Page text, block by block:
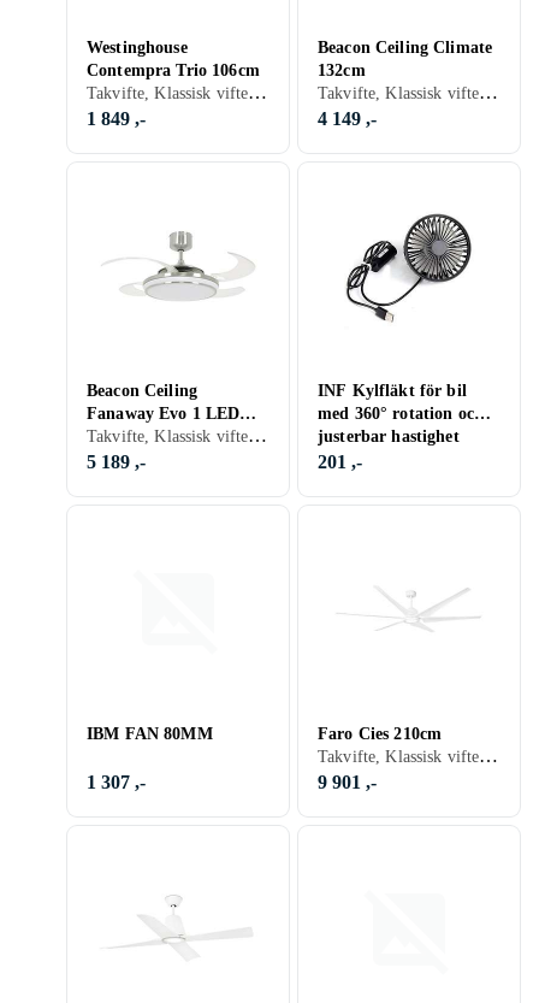
Westinghouse
Contempra Trio 106cm
Takvifte, Klassisk vifte, Belysning
1 849 ,-
Beacon Ceiling Climate
132cm
Takvifte, Klassisk vifte, Fjernkontroll, Stillegående
4 149 ,-
Beacon Ceiling
Fanaway Evo 1 LED
121cm
Takvifte, Klassisk vifte, Belysning, Fjernkontroll, Stillegående
5 189 ,-
INF Kylfläkt för bil
med 360° rotation och
justerbar hastighet
201 ,-
IBM FAN 80MM
1 307 ,-
Faro Cies 210cm
Takvifte, Klassisk vifte, Fjernkontroll
9 901 ,-